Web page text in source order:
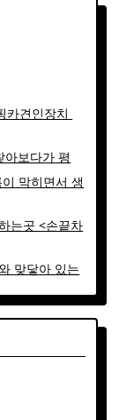
견인장치
아보다가 평
막히면서 생
는곳 <손끝차
맞닿아 있는